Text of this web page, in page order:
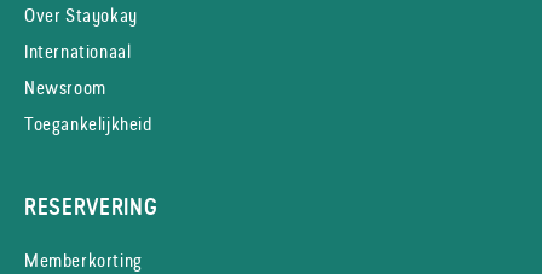
Over Stayokay
Internationaal
Newsroom
Toegankelijkheid
RESERVERING
Memberkorting